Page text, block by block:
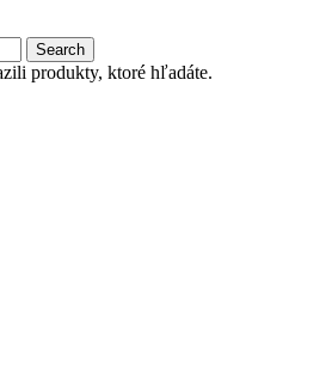
Search
produkty, ktoré hľadáte.